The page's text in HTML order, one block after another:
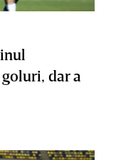
dar a